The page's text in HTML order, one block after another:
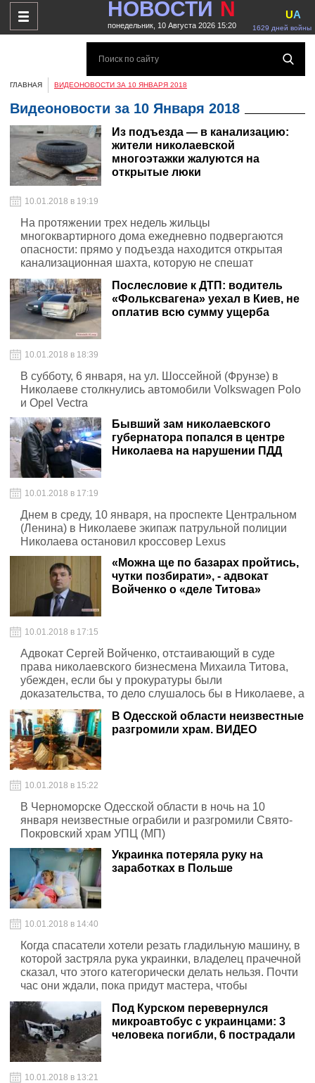
НОВОСТИ N
понедельник, 10 Августа 2026 15:20 1629 дней войны
UA
ГЛАВНАЯ ВИДЕОНОВОСТИ ЗА 10 ЯНВАРЯ 2018
Видеоновости за 10 Января 2018
Из подъезда — в канализацию:
жители николаевской
многоэтажки жалуются на
открытые люки
10.01.2018 в 19:19
На протяжении трех недель жильцы
многоквартирного дома ежедневно подвергаются
опасности: прямо у подъезда находится открытая
канализационная шахта, которую не спешат
закрывать
Послесловие к ДТП: водитель
«Фольксвагена» уехал в Киев, не
оплатив всю сумму ущерба
10.01.2018 в 18:39
В субботу, 6 января, на ул. Шоссейной (Фрунзе) в
Николаеве столкнулись автомобили Volkswagen Polo
и Opel Vectra
Бывший зам николаевского
губернатора попался в центре
Николаева на нарушении ПДД
10.01.2018 в 17:19
Днем в среду, 10 января, на проспекте Центральном
(Ленина) в Николаеве экипаж патрульной полиции
Николаева остановил кроссовер Lexus
«Можна ще по базарах пройтись,
чутки позбирати», - адвокат
Войченко о «деле Титова»
10.01.2018 в 17:15
Адвокат Сергей Войченко, отстаивающий в суде
права николаевского бизнесмена Михаила Титова,
убежден, если бы у прокуратуры были
доказательства, то дело слушалось бы в Николаеве, а
не в Мариуполе; а сама сложившаяся ситуация
носит политический характерВ Одесской области неизвестные
разгромили храм. ВИДЕО
10.01.2018 в 15:22
В Черноморске Одесской области в ночь на 10
января неизвестные ограбили и разгромили Свято-
Покровский храм УПЦ (МП)
Украинка потеряла руку на
заработках в Польше
10.01.2018 в 14:40
Когда спасатели хотели резать гладильную машину, в
которой застряла рука украинки, владелец прачечной
сказал, что этого категорически делать нельзя. Почти
час они ждали, пока придут мастера, чтобы
раскрутить машину, в результате работница потеряла
руку
Под Курском перевернулся
микроавтобус с украинцами: 3
человека погибли, 6 пострадали
10.01.2018 в 13:21